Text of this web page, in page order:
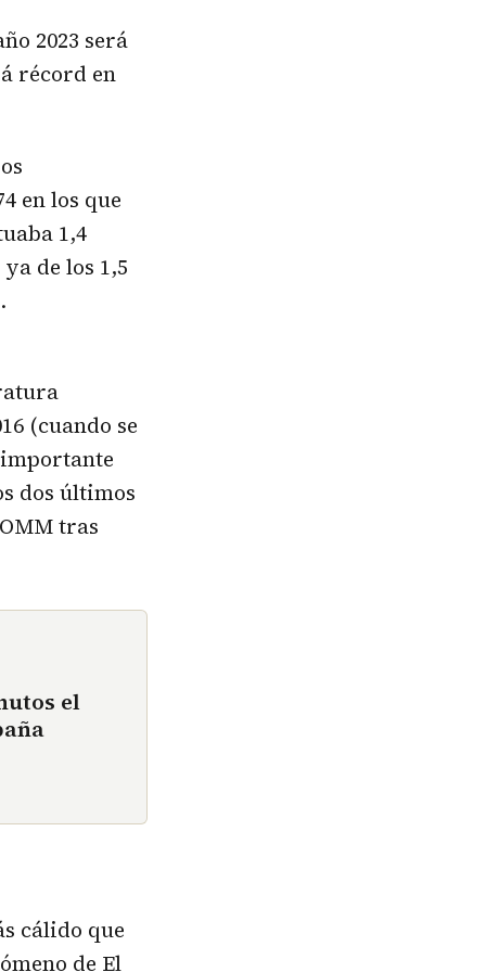
2023 será
récord en
en los que
1,4
de los 1,5
(cuando se
importante
dos últimos
tras
el
cálido que
de El